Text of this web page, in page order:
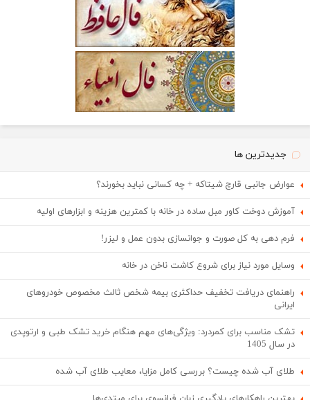
جدیدترین ها
عوارض جانبی قارچ شیتاکه + چه کسانی نباید بخورند؟
آموزش دوخت کاور مبل ساده در خانه با کمترین هزینه و ابزارهای اولیه
فرم دهی به کل صورت و جوانسازی بدون عمل و لیزر!
وسایل مورد نیاز برای شروع کاشت ناخن در خانه
راهنمای دریافت تخفیف حداکثری بیمه شخص ثالث مخصوص خودروهای
ایرانی
تشک مناسب برای کمردرد: ویژگی‌های مهم هنگام خرید تشک طبی و ارتوپدی
در سال 1405
طلای آب شده چیست؟ بررسی کامل مزایا، معایب طلای آب شده